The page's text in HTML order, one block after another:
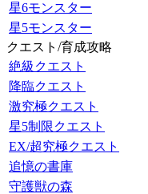
星6モンスター
星5モンスター
クエスト/育成攻略
絶級クエスト
降臨クエスト
激究極クエスト
星5制限クエスト
EX/超究極クエスト
追憶の書庫
守護獣の森